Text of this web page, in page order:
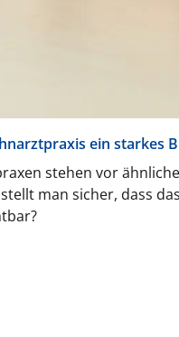
ein starkes
stehen vor
man sicher, dass